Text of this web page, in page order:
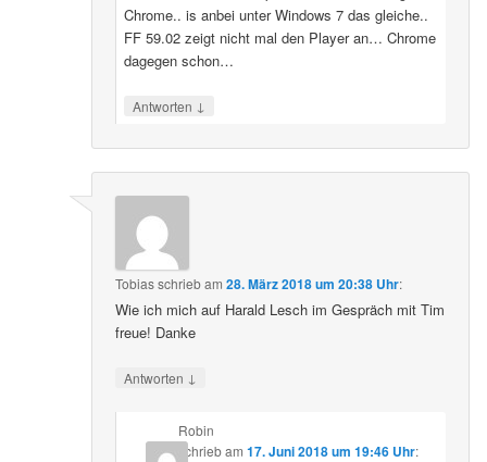
Chrome.. is anbei unter Windows 7 das gleiche..
FF 59.02 zeigt nicht mal den Player an… Chrome
dagegen schon…
Antworten ↓
Tobiasschriebam28. März 2018 um 20:38 Uhr:
Wie ich mich auf Harald Lesch im Gespräch mit Tim
freue! Danke
Antworten ↓
Robin
schriebam 17. Juni 2018 um 19:46 Uhr: